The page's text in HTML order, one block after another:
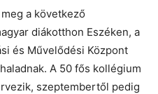
a következő
diákotthon Eszéken, a
és Művelődési Központ
A 50 fős kollégium
szeptembertől pedig